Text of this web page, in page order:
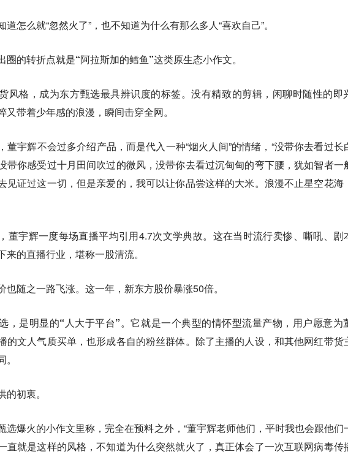
道怎么就“忽然火了”，也不知道为什么有那么多人“喜欢自己”。
圈的转折点就是“阿拉斯加的鳕鱼”这类原生态小作文。
风格，成为东方甄选最具辨识度的标签。没有精致的剪辑，闲聊时随性的即
又带着少年感的浪漫，瞬间击穿全网。
董宇辉不会过多介绍产品，而是代入一种“烟火人间”的情绪，“没带你去看过长
带你感受过十月田间吹过的微风，没带你去看过沉甸甸的弯下腰，犹如智者一
见证过这一切，但是亲爱的，我可以让你品尝这样的大米。浪漫不止星空花海
董宇辉一度每场直播平均引用4.7次文学典故。这在当时流行卖惨、嘶吼、剧
来的直播行业，堪称一股清流。
也随之一路飞涨。这一年，新东方股价暴涨50倍。
，是明显的“人大于平台”。它就是一个典型的情怀型流量产物，用户愿意为
的文人气质买单，也形成各自的粉丝群体。除了主播的人设，和其他网红带货
。
初衷。
选爆火的小作文里称，完全在预料之外，“董宇辉老师他们，平时我也会跟他们
直就是这样的风格，不知道为什么突然就火了，真正体会了一次互联网病毒传